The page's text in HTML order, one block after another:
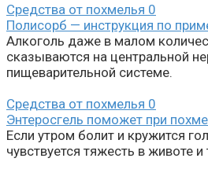
Средства от похмелья 0
Полисорб — инструкция по
Алкоголь даже в малом
сказываются на центральной
пищеварительной системе.
Средства от похмелья 0
Энтеросгель поможет при
Если утром болит и кружится
чувствуется тяжесть в животе